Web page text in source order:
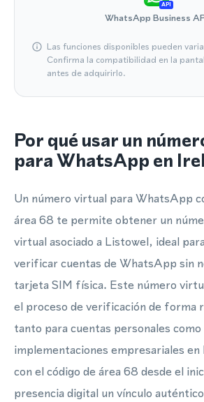
API
WhatsApp Business
Las funciones disponibles pueden
Confirma la compatibilidad en la
antes de adquirirlo.
Por qué usar un
para WhatsApp en
Un número virtual para WhatsApp
área 68 te permite obtener un
virtual asociado a Listowel, ideal
verificar cuentas de WhatsApp sin
tarjeta SIM física. Este número
el proceso de verificación de forma
tanto para cuentas personales como
implementaciones empresariales
con el código de área 68 desde el
presencia digital un vínculo